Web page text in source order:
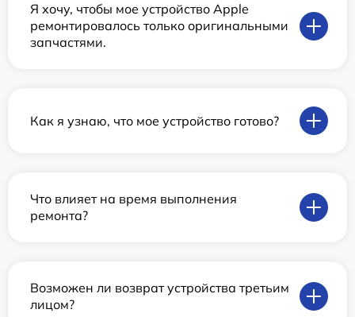
Я хочу, чтобы мое устройство Apple
ремонтировалось только оригинальными
запчастями.
Как я узнаю, что мое устройство готово?
Что влияет на время выполнения
ремонта?
Возможен ли возврат устройства третьим
лицом?